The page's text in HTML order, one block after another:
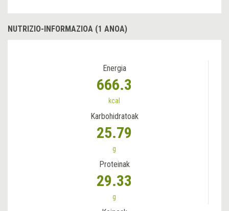
NUTRIZIO-INFORMAZIOA (1 ANOA)
Energia
666.3
kcal
Karbohidratoak
25.79
g
Proteinak
29.33
g